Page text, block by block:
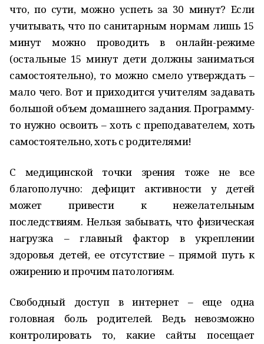
что, по сути, можно успеть за 30 минут? Если
учитывать, что по санитарным нормам лишь 15
минут можно проводить в онлайн-режиме
(остальные 15 минут дети должны заниматься
самостоятельно), то можно смело утверждать –
мало чего. Вот и приходится учителям задавать
большой объем домашнего задания. Программу-
то нужно освоить – хоть с преподавателем, хоть
самостоятельно, хоть с родителями!
С медицинской точки зрения тоже не все
благополучно: дефицит активности у детей
может привести к нежелательным
последствиям. Нельзя забывать, что физическая
нагрузка – главный фактор в укреплении
здоровья детей, ее отсутствие – прямой путь к
ожирению и прочим патологиям.
Свободный доступ в интернет – еще одна
головная боль родителей. Ведь невозможно
контролировать то, какие сайты посещает